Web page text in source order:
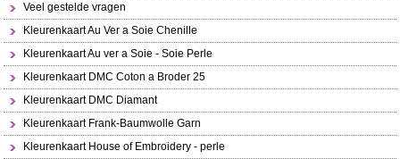
Veel gestelde vragen
Kleurenkaart Au Ver a Soie Chenille
Kleurenkaart Au ver a Soie - Soie Perle
Kleurenkaart DMC Coton a Broder 25
Kleurenkaart DMC Diamant
Kleurenkaart Frank-Baumwolle Garn
Kleurenkaart House of Embroidery - perle